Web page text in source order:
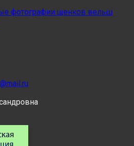
фотографии щенков вельш